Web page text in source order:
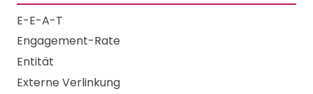
E-E-A-T
Engagement-Rate
Entität
Externe Verlinkung